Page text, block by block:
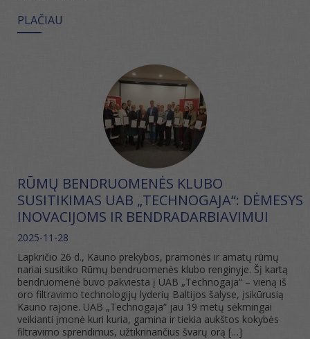
PLAČIAU
RŪMŲ BENDRUOMENĖS KLUBO
SUSITIKIMAS UAB „TECHNOGAJA“: DĖMESYS
INOVACIJOMS IR BENDRADARBIAVIMUI
2025-11-28
Lapkričio 26 d., Kauno prekybos, pramonės ir amatų rūmų
nariai susitiko Rūmų bendruomenės klubo renginyje. Šį kartą
bendruomenė buvo pakviesta į UAB „Technogaja“ – vieną iš
oro filtravimo technologijų lyderių Baltijos šalyse, įsikūrusią
Kauno rajone. UAB „Technogaja“ jau 19 metų sėkmingai
veikianti įmonė kuri kuria, gamina ir tiekia aukštos kokybės
filtravimo sprendimus, užtikrinančius švarų orą […]